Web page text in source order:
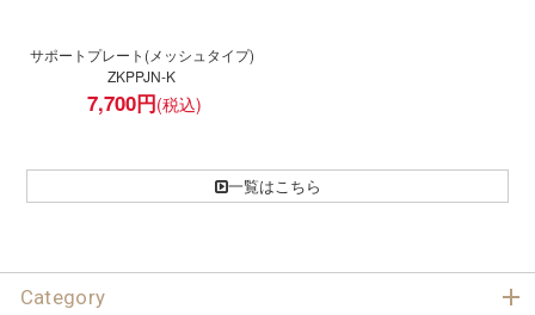
サポートプレート(メッシュタイプ)
ZKPPJN-K
7,700円
一覧はこちら
Category